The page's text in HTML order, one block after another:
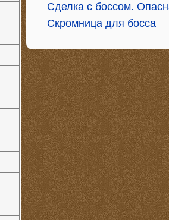
Сделка с боссом.
Скромница для босса